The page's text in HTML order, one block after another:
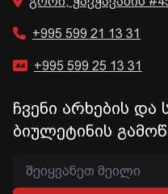
+995 599 21 13 31
+995 599 25 13 31
ჩვენი არხების
ბიულეტინის